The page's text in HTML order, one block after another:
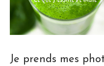
Je prends mes